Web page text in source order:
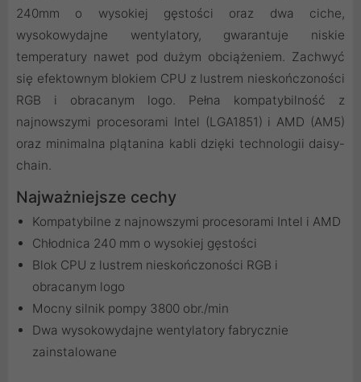
240mm o wysokiej gęstości oraz dwa ciche,
wysokowydajne wentylatory, gwarantuje niskie
temperatury nawet pod dużym obciążeniem. Zachwyć
się efektownym blokiem CPU z lustrem nieskończoności
RGB i obracanym logo. Pełna kompatybilność z
najnowszymi procesorami Intel (LGA1851) i AMD (AM5)
oraz minimalna plątanina kabli dzięki technologii daisy-
chain.
Najważniejsze cechy
Kompatybilne z najnowszymi procesorami Intel i AMD
Chłodnica 240 mm o wysokiej gęstości
Blok CPU z lustrem nieskończoności RGB i
obracanym logo
Mocny silnik pompy 3800 obr./min
Dwa wysokowydajne wentylatory fabrycznie
zainstalowane